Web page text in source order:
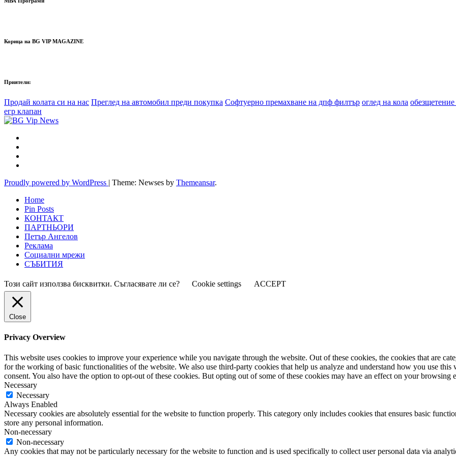
Корица на BG VIP MAGAZINE
Приятели:
Продай колата си на нас Преглед на автомобил преди покупка Софтуерно премахване на дпф филтър оглед на кола
егр клапан
Proudly powered by WordPress | Theme: Newses by Themeansar.
Home
Pin Posts
КОНТАКТ
ПАРТНЬОРИ
Петър Ангелов
Реклама
Социални мрежи
СЪБИТИЯ
Този сайт използва бисквитки. Съгласявате ли се? Cookie settings ACCEPT
Close
Privacy Overview
This website uses cookies to improve your experience while you navigate through the website. Out of these cookies, the cookies that are
for the working of basic functionalities of the website. We also use third-party cookies that help us analyze and understand how you use
consent. You also have the option to opt-out of these cookies. But opting out of some of these cookies may have an effect on your browsing
Necessary
Necessary
Always Enabled
Necessary cookies are absolutely essential for the website to function properly. This category only includes cookies that ensures basic
store any personal information.
Non-necessary
Non-necessary
Any cookies that may not be particularly necessary for the website to function and is used specifically to collect user personal data via